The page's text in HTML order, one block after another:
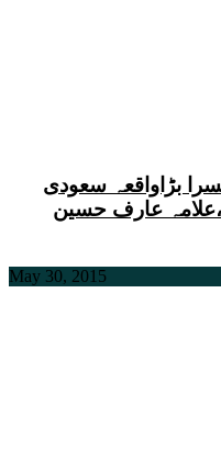
بڑاواقعہ سعودی
عارف حسین
May 30, 2015